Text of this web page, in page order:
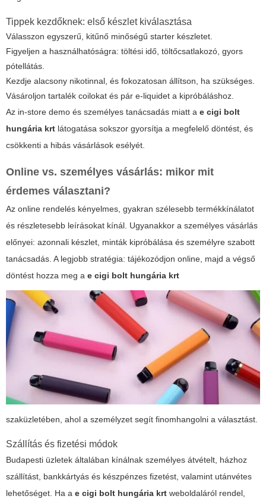
Tippek kezdőknek: első készlet kiválasztása
Válasszon egyszerű, kitűnő minőségű starter készletet.
Figyeljen a használhatóságra: töltési idő, töltőcsatlakozó, gyors
pótellátás.
Kezdje alacsony nikotinnal, és fokozatosan állítson, ha szükséges.
Vásároljon tartalék coilokat és pár e-liquidet a kipróbáláshoz.
Az in-store demo és személyes tanácsadás miatt a e cigi bolt
hungária krt látogatása sokszor gyorsítja a megfelelő döntést, és
csökkenti a hibás vásárlások esélyét.
Online vs. személyes vásárlás: mikor mit
érdemes választani?
Az online rendelés kényelmes, gyakran szélesebb termékkínálatot
és részletesebb leírásokat kínál. Ugyanakkor a személyes vásárlás
előnyei: azonnali készlet, minták kipróbálása és személyre szabott
tanácsadás. A legjobb stratégia: tájékozódjon online, majd a végső
döntést hozza meg a e cigi bolt hungária krt
szaküzletében, ahol a személyzet segít finomhangolni a választást.
Szállítás és fizetési módok
Budapesti üzletek általában kínálnak személyes átvételt, házhoz
szállítást, bankkártyás és készpénzes fizetést, valamint utánvétes
lehetőséget. Ha a e cigi bolt hungária krt weboldaláról rendel,